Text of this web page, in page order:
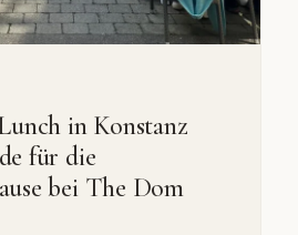
in Konstanz
für die
bei The Dom